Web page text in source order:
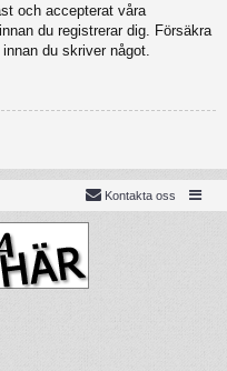
och accepterat våra
du registrerar dig. Försäkra
du skriver något.
Kontakta oss